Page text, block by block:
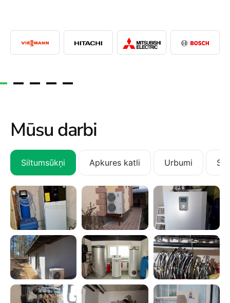
Mūsu darbi
Siltumsūkņi Apkures katli Urbumi